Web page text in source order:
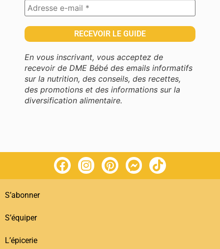
En vous inscrivant, vous acceptez de
recevoir de DME Bébé des emails informatifs
sur la nutrition, des conseils, des recettes,
des promotions et des informations sur la
diversification alimentaire.
S’abonner
S’équiper
L’épicerie